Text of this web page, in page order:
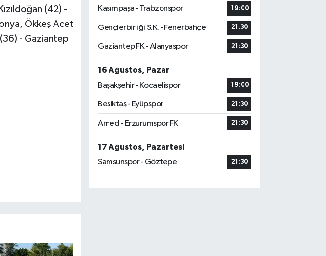
(42) -
Ökkeş Acet
- Gaziantep
Kasımpaşa - Trabzonspor 19:00
Gençlerbirliği S.K. - Fenerbahçe 21:30
Gaziantep FK - Alanyaspor 21:30
16 Ağustos, Pazar
Başakşehir - Kocaelispor
19:00
Beşiktaş - Eyüpspor 21:30
Amed - Erzurumspor FK 21:30
17 Ağustos, Pazartesi
Samsunspor - Göztepe
21:30